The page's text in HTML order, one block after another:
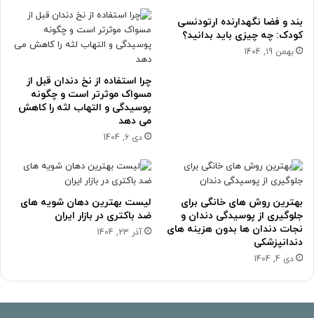
بند و فضا نگهدارنده ارتودنسی
کودک: چه چیزی باید بدانید؟
بهمن 19, 1404
چرا استفاده از نخ دندان قبل از
مسواک موثرتر است و چگونه
پوسیدگی و التهاب لثه را کاهش
می دهد
دی 6, 1404
بهترین روش های خانگی برای
جلوگیری از پوسیدگی دندان و
نجات دندان ها بدون هزینه های
دندانپزشکی
دی 4, 1404
لیست بهترین دهان شویه های
ضد باکتری در بازار ایران
آذر 23, 1404